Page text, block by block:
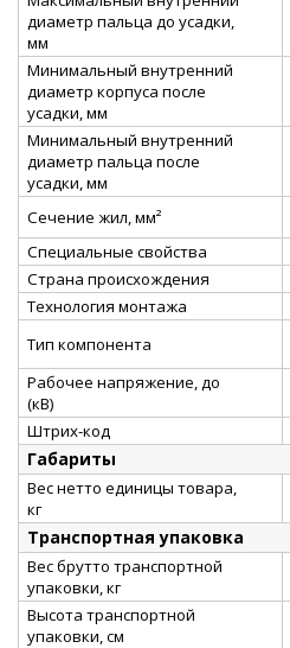
диаметр пальца до усадки,
мм
Минимальный внутренний
диаметр корпуса после
усадки, мм
Минимальный внутренний
диаметр пальца после
усадки, мм
Сечение жил, мм²
Специальные свойства
Страна происхождения
Технология монтажа
Тип компонента
Рабочее напряжение, до
(кВ)
Штрих-код
Габариты
Вес нетто единицы товара,
кг
Транспортная упаковка
Вес брутто транспортной
упаковки, кг
Высота транспортной
упаковки, см